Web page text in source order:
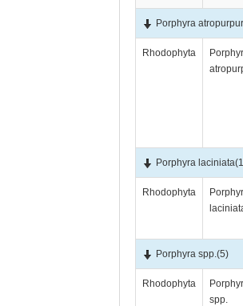
Porphyra
Rhodophyta
Porphyra laciniata
Rhodophyta
Porphyra spp.(5)
Rhodophyta
spp.